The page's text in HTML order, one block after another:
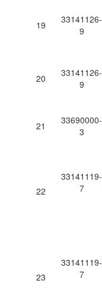
19
33141126-
9
20
33141126-
9
21
33690000-
3
22
33141119-
7
23
33141119-
7